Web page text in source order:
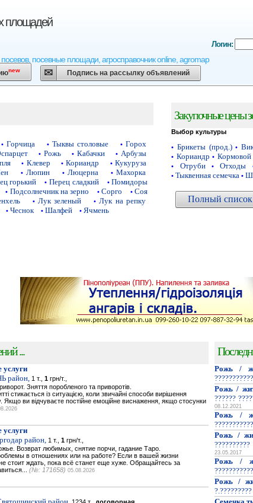
площадей
посевов, посевные площади, агросправочник online, agromap
Логин:
new Подпись на рассылку объявлений
• Горчица • Тыквы столовые • Горох
• Рожь • Кабачки • Арбузы
• Клевер • Кориандр • Кукуруза
• Люпин • Люцерна • Махорка
горький • Перец сладкий • Помидоры
• Подсолнечник на зерно • Сорго • Соя
• Лук зеленый • Лук на репку
• Чеснок • Шалфей • Ячмень
Закупочные цены
Выбор культуры
• Брикеты (прод.) •
• Кориандр • Кормовой
• Отруби • Отходы
• Тыквенная семечка •
Полный список
...
район, 1 т., 1 грн/т.,
Зняття поробленого та приворотів.
стикається із ситуацією, коли звичайні способи вирішення
Якщо ви відчуваєте постійне емоційне виснаження, якщо стосунки
район, 1 т., 1 грн/т.,
Возврат любимых, снятие порчи, гадание Таро.
в отношениях или на работе? Если в вашей жизни
стоит ждать, пока всё станет еще хуже. Обращайтесь за
(№: 171658) 05.08.2026
Рожь /
Рожь /
??????
08.12.2021
Рожь /
Рожь /
23.05.2017
Рожь /
Рожь /